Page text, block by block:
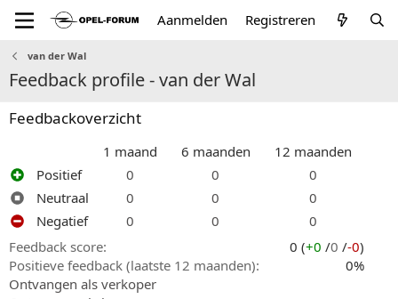
Aanmelden Registreren
van der Wal
Feedback profile - van der Wal
Feedbackoverzicht
1 maand 6 maanden
12 maanden
Positief
0 0
0
Neutraal
0 0
0
Negatief
0 0
0
Feedback score
0 (+0 /0 /-0)
Positieve feedback (laatste 12 maanden)
0%
Ontvangen als verkoper